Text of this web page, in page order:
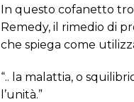
In questo cofanetto
Remedy, il rimedio di
che spiega come
“.. la malattia, o
l’unità.”